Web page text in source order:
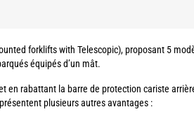
forklifts with Telescopic), proposant 5
équipés d’un mât.
en rabattant la barre de protection cariste
plusieurs autres avantages :